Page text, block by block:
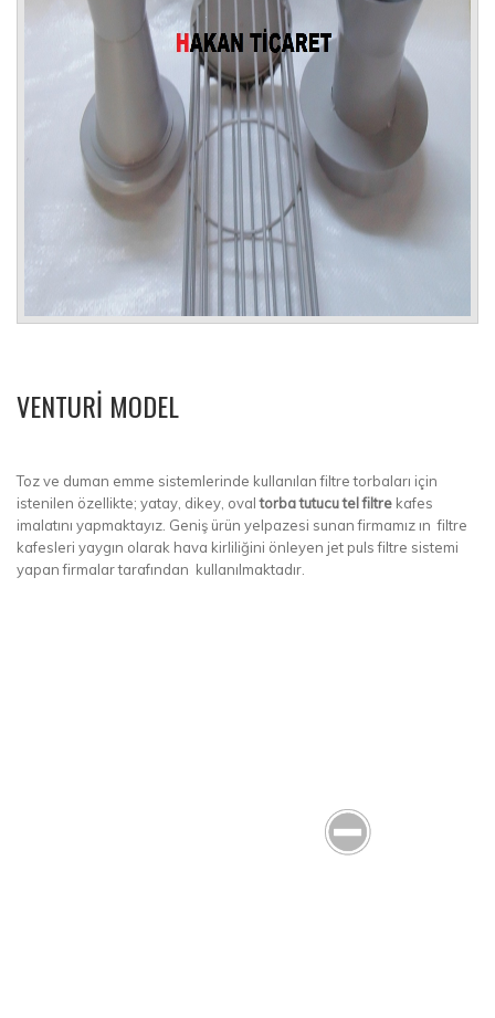
VENTURI MODEL
Toz ve duman emme sistemlerinde kullanılan filtre torbaları için
istenilen özellikte; yatay, dikey, ovaltorba tutucu tel filtre kafes
imalatını yapmaktayız. Geniş ürün yelpazesi sunan firmamız ın filtre
kafesleri yaygın olarak hava kirliliğini önleyen jet puls filtre sistemi
yapan firmalar tarafından kullanılmaktadır.